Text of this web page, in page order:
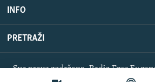
INFO
PRETRAŽI
Sva prava zadržana. Radio Free